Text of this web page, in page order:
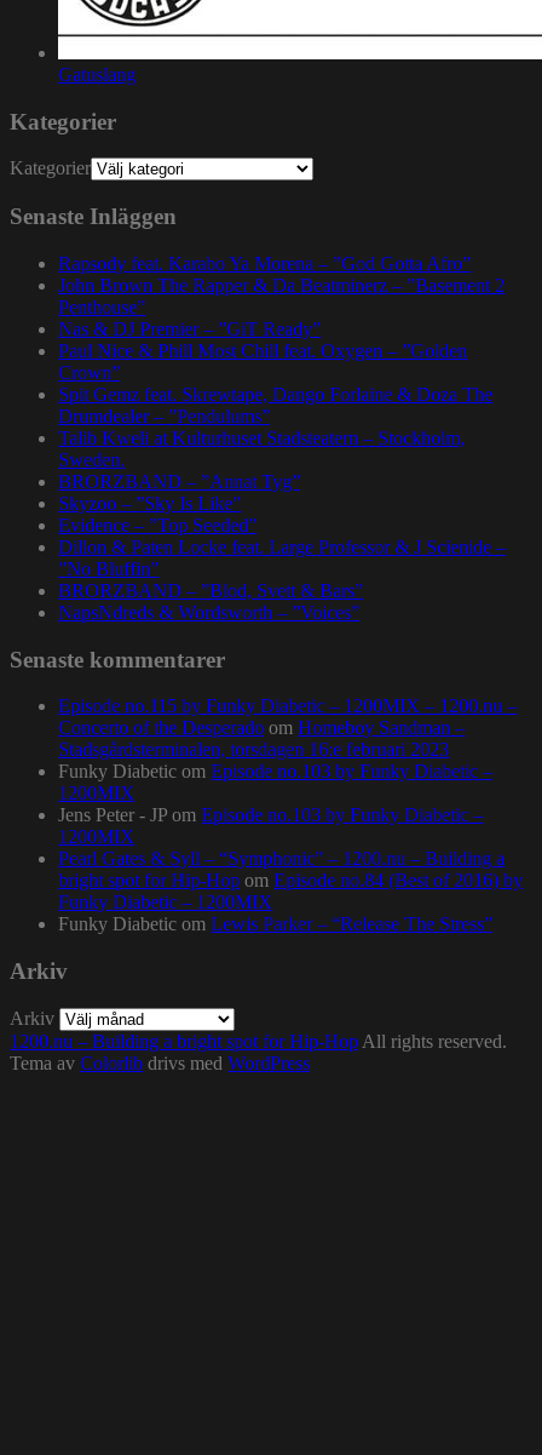
Gatuslang
Kategorier
Kategorier
Senaste Inläggen
Rapsody feat. Karabo Ya Morena – ”God Gotta Afro”
John Brown The Rapper & Da Beatminerz – ”Basement 2
Penthouse”
Nas & DJ Premier – ”GiT Ready”
Paul Nice & Phill Most Chill feat. Oxygen – ”Golden
Crown”
Spit Gemz feat. Skrewtape, Dango Forlaine & Doza The
Drumdealer – ”Pendulums”
Talib Kweli at Kulturhuset Stadsteatern – Stockholm,
Sweden.
BRORZBAND – ”Annat Tyg”
Skyzoo – ”Sky Is Like”
Evidence – ”Top Seeded”
Dillon & Paten Locke feat. Large Professor & J Scienide –
”No Bluffin”
BRORZBAND – ”Blod, Svett & Bars”
NapsNdreds & Wordsworth – ”Voices”
Senaste kommentarer
Episode no.115 by Funky Diabetic – 1200MIX – 1200.nu –
Concerto of the Desperado om Homeboy Sandman –
Stadsgårdsterminalen, torsdagen 16:e februari 2023
Funky Diabetic om Episode no.103 by Funky Diabetic –
1200MIX
Jens Peter - JP om Episode no.103 by Funky Diabetic –
1200MIX
Pearl Gates & Syll – “Symphonic” – 1200.nu – Building a
bright spot for Hip-Hop om Episode no.84 (Best of 2016) by
Funky Diabetic – 1200MIX
Funky Diabetic om Lewis Parker – “Release The Stress”
Arkiv
Arkiv
1200.nu – Building a bright spot for Hip-Hop All rights reserved.
Tema av Colorlib drivs med WordPress